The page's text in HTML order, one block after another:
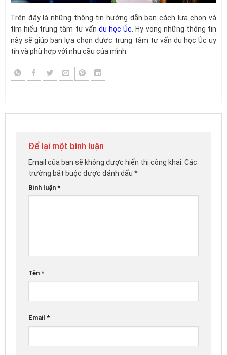
Trên đây là những thông tin hướng dẫn bạn cách lựa chọn và
tìm hiểu trung tâm tư vấn du học Úc. Hy vọng những thông tin
này sẽ giúp bạn lựa chọn được trung tâm tư vấn du học Úc uy
tín và phù hợp với nhu cầu của mình.
Để lại một bình luận
Email của bạn sẽ không được hiển thị công khai. Các
trường bắt buộc được đánh dấu *
Bình luận *
Tên *
Email *